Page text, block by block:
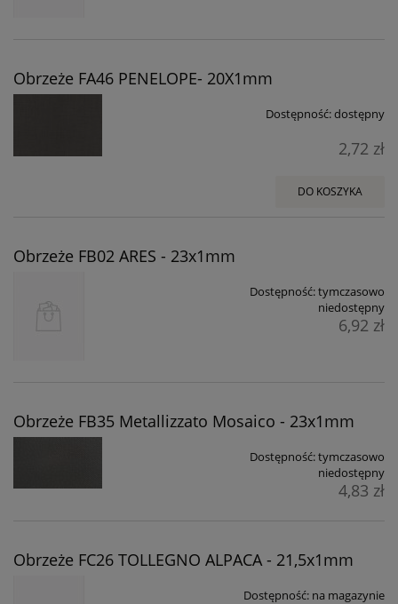
Obrzeże FA46 PENELOPE- 20X1mm
Dostępność:dostępny
2,72 zł
DO KOSZYKA
Obrzeże FB02 ARES - 23x1mm
Dostępność:tymczasowo
niedostępny
6,92 zł
Obrzeże FB35 Metallizzato Mosaico - 23x1mm
Dostępność:tymczasowo
niedostępny
4,83 zł
Obrzeże FC26 TOLLEGNO ALPACA - 21,5x1mm
Dostępność: na magazynie